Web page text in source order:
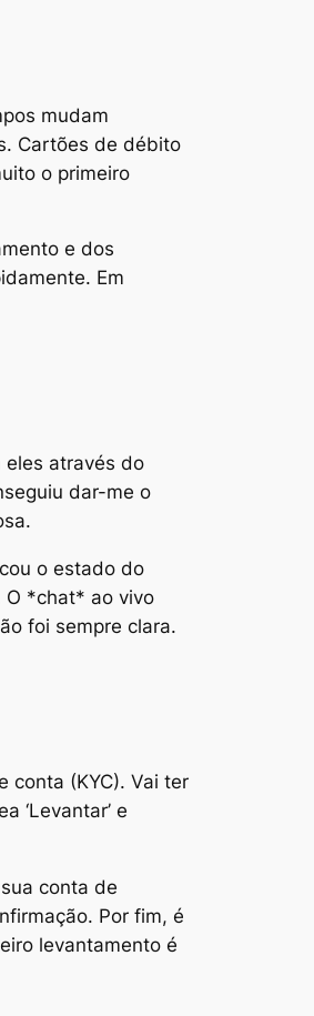
mudam
Cartões de débito
o primeiro
e dos
Em
eles através do
dar-me o
o estado do
O *chat* ao vivo
foi sempre clara.
conta (KYC). Vai ter
‘Levantar’ e
conta de
Por fim, é
levantamento é